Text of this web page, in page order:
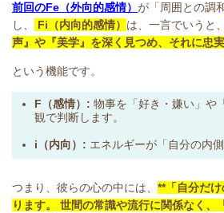
前回のFe（外向的感情） が「周囲との調
し、
Fi（内向的感情） は、一言でいうと、
声』や『美学』を深く見つめ、それに忠
という機能です。
F（感情）: 物事を「好き・嫌い」や
観で判断します。
i（内向）: エネルギーが「自分の内
つまり、彼らの心の中には、 **「自分だ
ります。 世間の常識や流行に関係なく、